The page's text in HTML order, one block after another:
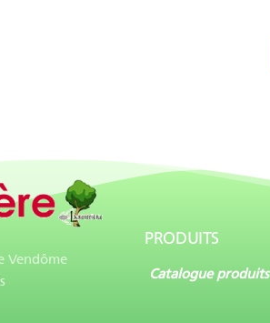
Vendôme
PRODUITS
Catalogue produits